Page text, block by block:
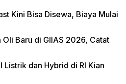
Kini Bisa Disewa, Biaya Mulai
Baru di GIIAS 2026, Catat
Listrik dan Hybrid di RI Kian